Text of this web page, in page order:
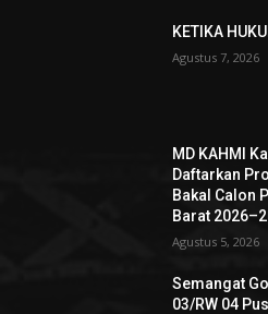
KETIKA
Agustus 7, 2026
MD KAHMI
Daftarkan
Bakal Calon
Barat
Agustus 5, 2026
Semangat
03/RW 04